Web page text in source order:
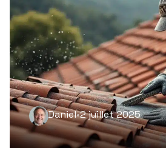
Daniel•2 juillet 2025